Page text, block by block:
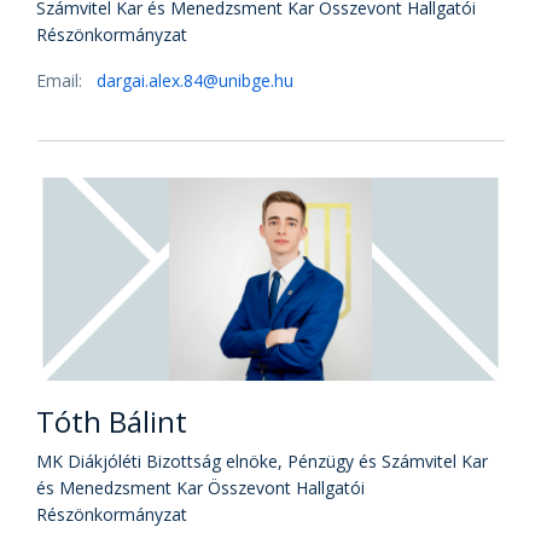
Számvitel Kar és Menedzsment Kar Összevont Hallgatói
Részönkormányzat
Email:
dargai.alex.84@unibge.hu
Tóth Bálint
MK Diákjóléti Bizottság elnöke, Pénzügy és Számvitel Kar
és Menedzsment Kar Összevont Hallgatói
Részönkormányzat